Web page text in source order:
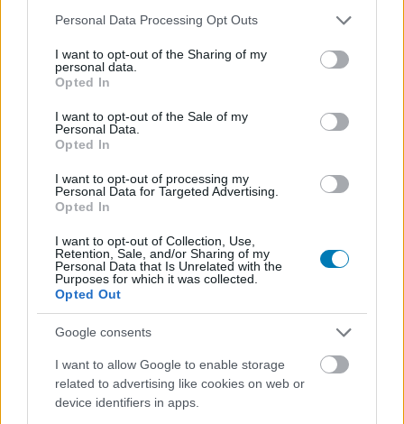
Please note that this website/app uses one or more Google
not limited to your visit or usage behaviour. You may click to
grant or deny consent to Google and its third-party tags to
use your data for below specified purposes in below Google
consent section.
Personal Data Processing Opt Outs
I want to opt-out of the Sharing of my
personal data.
Opted In
I want to opt-out of the Sale of my
Personal Data.
Opted In
I want to opt-out of processing my
Personal Data for Targeted Advertising.
Opted In
I want to opt-out of Collection, Use,
Retention, Sale, and/or Sharing of my
Personal Data that Is Unrelated with the
Purposes for which it was collected.
Opted Out
Google consents
I want to allow Google to enable storage
related to advertising like cookies on web or
device identifiers in apps.
Brutális akcióval futott be a
Battlefield 6 launch trailere
2025 október 7. 20:37
A Battlefield 6 megjelenése már itt van a
kanyarban, az Electronic Arts pedig látványos
előzetessel fokozza az izgalmat.
Már csak napok kérdése, és megjelenik a